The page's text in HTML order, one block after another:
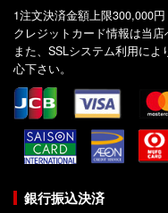
1注文決済金額上限300,000円
クレジットカード情報は当店
また、SSLシステム利用に
心下さい。
銀行振込決済